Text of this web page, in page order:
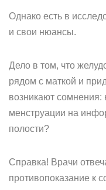
Однако есть в
и свои нюансы.
Дело в том, что
рядом с маткой и
возникают сомнения:
менструации на
полости?
Справка! Врачи
противопоказание к